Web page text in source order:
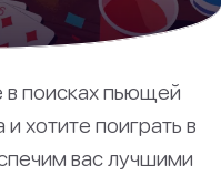
в поисках пьющей
хотите поиграть в
вас лучшими